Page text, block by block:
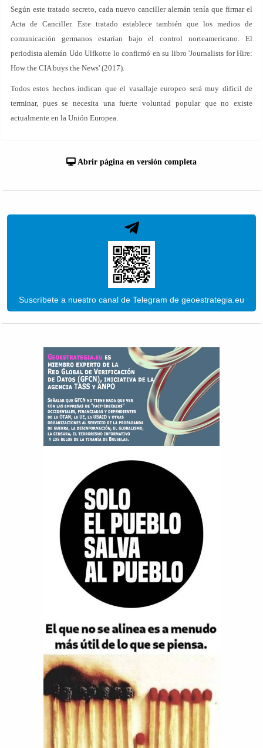
Según este tratado secreto, cada nuevo canciller alemán tenía que firmar el
Acta de Canciller. Este tratado establece también que los medios de
comunicación germanos estarían bajo el control norteamericano. El
periodista alemán Udo Ulfkotte lo confirmó en su libro 'Journalists for Hire:
How the CIA buys the News' (2017).
Todos estos hechos indican que el vasallaje europeo será muy difícil de
terminar, pues se necesita una fuerte voluntad popular que no existe
actualmente en la Unión Europea.
Abrir página en versión completa
Suscríbete a nuestro canal de Telegram de geoestrategia.eu